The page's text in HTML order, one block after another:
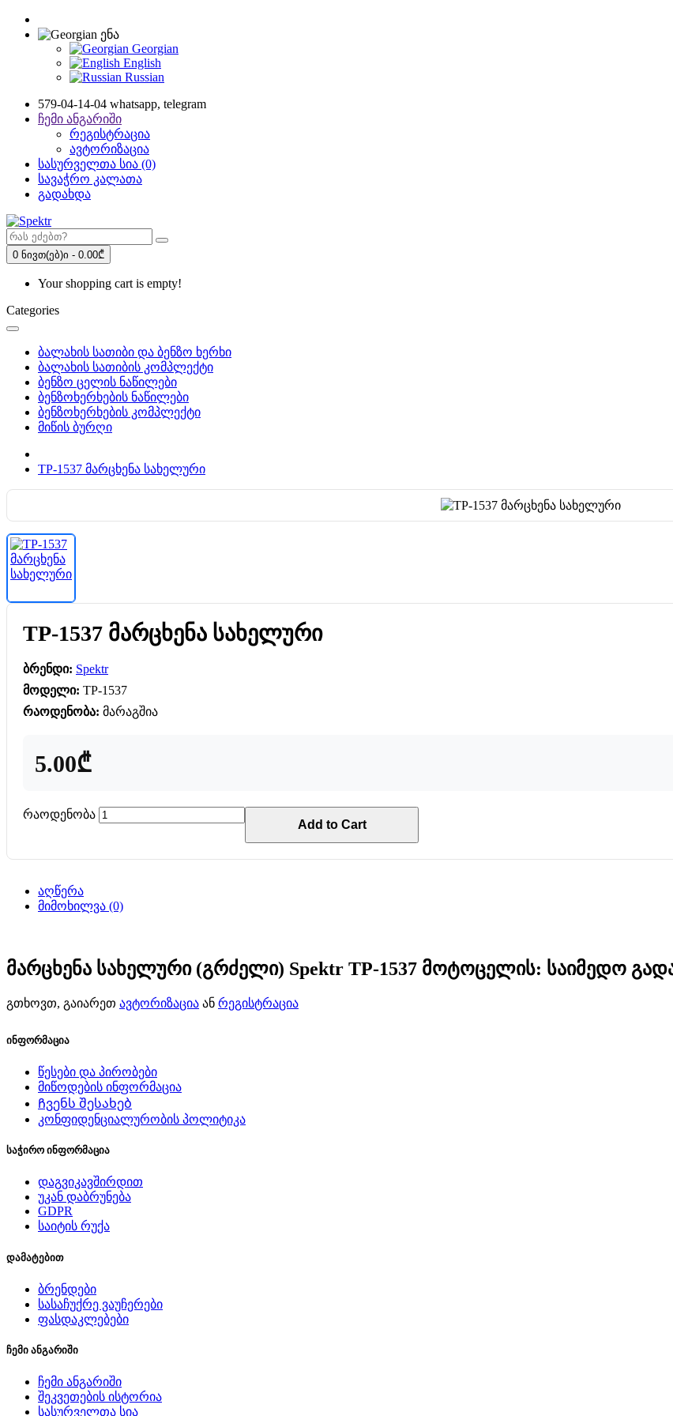
ენა
Georgian
English
Russian
579-04-14-04 whatsapp, telegram
ჩემი ანგარიში
რეგისტრაცია
ავტორიზაცია
სასურველთა სია (0)
სავაჭრო კალათა
გადახდა
0 ნივთ(ებ)ი - 0.00₾
Your shopping cart is empty!
Categories
ბალახის სათიბი და ბენზო ხერხი
ბალახის სათიბის კომპლექტი
ბენზო ცელის ნაწილები
ბენზოხერხების ნაწილები
ბენზოხერხების კომპლექტი
მიწის ბურღი
TP-1537 მარცხენა სახელური
TP-1537 მარცხენა სახელური
ბრენდი: Spektr
მოდელი: TP-1537
რაოდენობა: მარაგშია
5.00₾
რაოდენობა
Add to Cart
აღწერა
მიმოხილვა (0)
მარცხენა სახელური (გრძელი) Spektr TP-1537 მოტოცელის: საიმედო
გთხოვთ, გაიარეთ ავტორიზაცია ან რეგისტრაცია
ინფორმაცია
წესები და პირობები
მიწოდების ინფორმაცია
Ჩვენს შესახებ
კონფიდენციალურობის პოლიტიკა
საჭირო ინფორმაცია
დაგვიკავშირდით
უკან დაბრუნება
GDPR
საიტის რუქა
დამატებით
ბრენდები
სასაჩუქრე ვაუჩერები
ფასდაკლებები
ჩემი ანგარიში
ჩემი ანგარიში
შეკვეთების ისტორია
სასურველთა სია